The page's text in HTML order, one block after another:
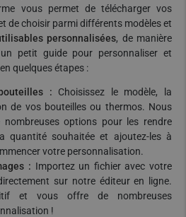
vous permet de télécharger vos
de choisir parmi différents modèles et
personnalisées, de manière
petit guide pour personnaliser et
quelques étapes :
: Choisissez le modèle, la
de vos bouteilles ou thermos. Nous
options pour les rendre
quantité souhaitée et ajoutez-les à
votre personnalisation.
: Importez un fichier avec votre
sur notre éditeur en ligne.
et vous offre de nombreuses
!